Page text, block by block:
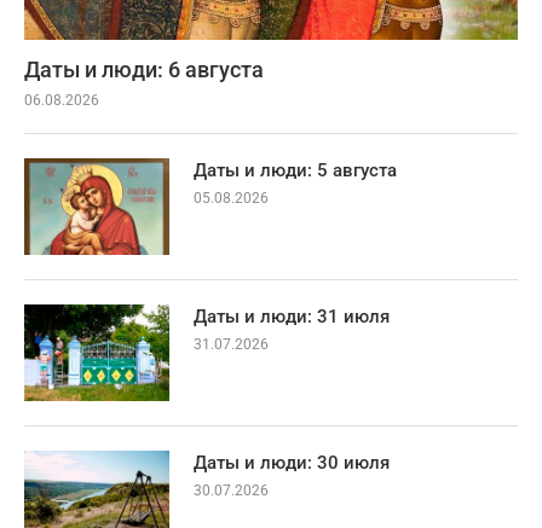
Даты и люди: 6 августа
06.08.2026
Даты и люди: 5 августа
05.08.2026
Даты и люди: 31 июля
31.07.2026
Даты и люди: 30 июля
30.07.2026